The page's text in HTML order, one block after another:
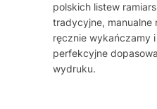
polskich listew
tradycyjne, manualne
ręcznie wykańczamy
perfekcyjne
wydruku.